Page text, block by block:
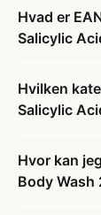
Hvad er
Salicylic
Hvilken
Salicylic
Hvor kan
Body Wash